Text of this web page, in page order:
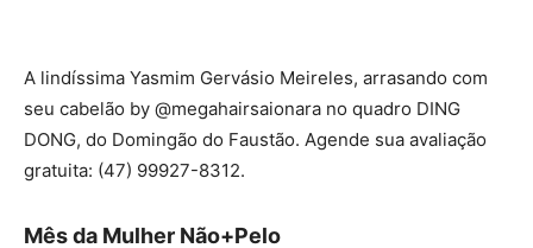
A lindíssima Yasmim Gervásio Meireles, arrasando com
seu cabelão by @megahairsaionara no quadro DING
DONG, do Domingão do Faustão. Agende sua avaliação
gratuita: (47) 99927-8312.
Mês da Mulher Não+Pelo